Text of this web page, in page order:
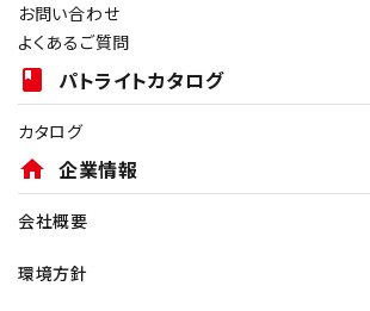
お問い合わせ
よくあるご質問
book パトライトカタログ
カタログ
home 企業情報
会社概要
環境方針